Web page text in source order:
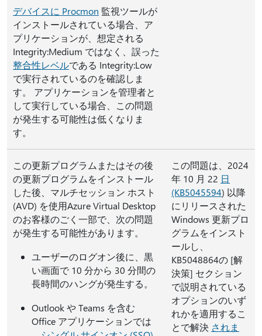
デバイスに Procmon 監視ツールが
インストールされている場合、ア
プリケーションが、想定される
Integrity:Medium ではなく、誤った
整合性レベルである Integrity:Low
で実行されているのを確認しま
す。 アプリケーションを管理者と
して実行している場合、この問題
が発生する可能性は低くなりま
す。
この更新プログラムまたはその後
の更新プログラムをインストール
した後、マルチセッション ホスト
(AVD) を使用Azure Virtual Desktop
のお客様のごく一部で、次の問題
が発生する可能性があります。
ユーザーのログオン後に、黒
い画面で 10 分から 30 分間の
長時間のハングが発生する。
Outlook や Teams を含む
Office アプリケーションでは
この問題は、2024
年 10 月 22 日
(KB5045594) 以降
にリリースされた
Windows 更新プロ
グラムをインスト
ールし、
KB5048864の [解
決策] セクション
で説明されている
オプションのいず
れかを適用するこ
とで解決 されま